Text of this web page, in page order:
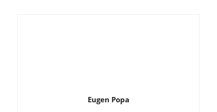
Eugen Popa